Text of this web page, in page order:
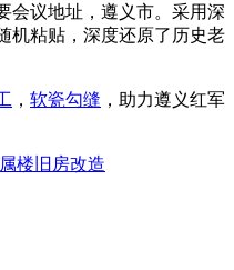
会议地址，遵义市。采用深
机粘贴，深度还原了历史老
， 软瓷勾缝 ，助力遵义红军
楼旧房改造